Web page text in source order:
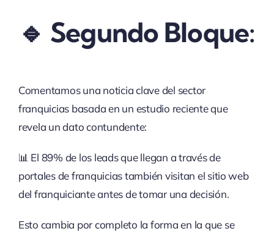
🔹 Segundo Bloque:
Comentamos una noticia clave del sector
franquicias basada en un estudio reciente que
revela un dato contundente:
📊 El 89% de los leads que llegan a través de
portales de franquicias también visitan el sitio web
del franquiciante antes de tomar una decisión.
Esto cambia por completo la forma en la que se